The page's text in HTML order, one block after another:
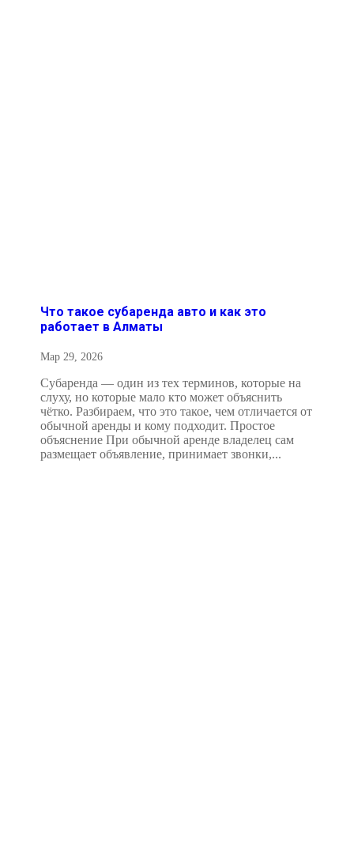
Что такое субаренда авто и как это
работает в Алматы
Мар 29, 2026
Субаренда — один из тех терминов, которые на
слуху, но которые мало кто может объяснить
чётко. Разбираем, что это такое, чем отличается от
обычной аренды и кому подходит. Простое
объяснение При обычной аренде владелец сам
размещает объявление, принимает звонки,...